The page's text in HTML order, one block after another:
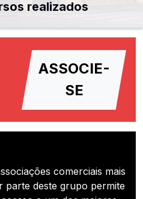
realizados
ASSOCIE-
SE
comerciais mais
parte deste grupo permite